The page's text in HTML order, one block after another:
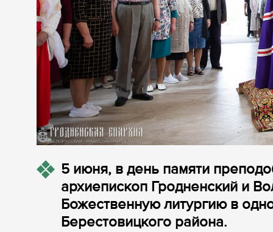
5 июня, в день памяти
архиепископ Гродненский и
Божественную литургию в
Берестовицкого района.